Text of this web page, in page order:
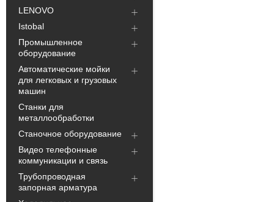
LENOVO
Istobal
Промышленное
оборудование
Автоматические мойки
для легковых и грузовых
машин
Станки для
металлообработки
Станочное оборудование
Видео телефонные
коммуникации и связь
Трубопроводная
запорная арматура